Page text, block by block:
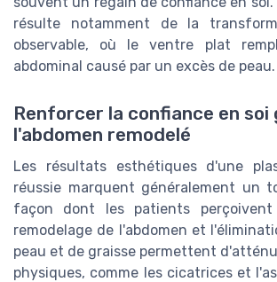
résulte notamment de la
observable, où le ventre plat
abdominal causé par un excès de peau.
Renforcer la confiance en soi
l'abdomen remodelé
Les résultats esthétiques d'une
réussie marquent généralement un
façon dont les patients
remodelage de l'abdomen et
peau et de graisse permettent
physiques, comme les cicatrices et